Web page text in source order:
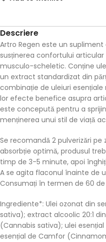
Descriere
Artro Regen este un
susținerea confortului
musculo-scheletic. Conține
un extract standardizat din
combinație de uleiuri
lor efecte benefice asupra
este concepută pentru a
menținerea unui stil de viață
Se recomandă 2 pulverizări
absorbție optimă, produsul
timp de 3-5 minute, apoi
A se agita flaconul înainte de
Consumați în termen de 60
Ingrediente*: Ulei ozonat din
sativa); extract alcoolic 20:1
(Cannabis sativa); ulei
esențial de Camfor